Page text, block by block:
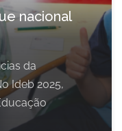
nacional
da
Ideb 2025,